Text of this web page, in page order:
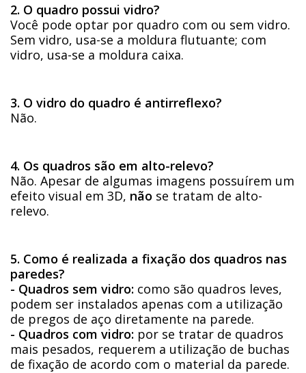
2. O quadro possui vidro?
Você pode optar por quadro com ou sem vidro.
Sem vidro, usa-se a moldura flutuante; com
vidro, usa-se a moldura caixa.
3. O vidro do quadro é antirreflexo?
Não.
4. Os quadros são em alto-relevo?
Não. Apesar de algumas imagens possuírem um
efeito visual em 3D, não se tratam de alto-
relevo.
5. Como é realizada a fixação dos quadros nas
paredes?
- Quadros sem vidro: como são quadros leves,
podem ser instalados apenas com a utilização
de pregos de aço diretamente na parede.
- Quadros com vidro: por se tratar de quadros
mais pesados, requerem a utilização de buchas
de fixação de acordo com o material da parede.